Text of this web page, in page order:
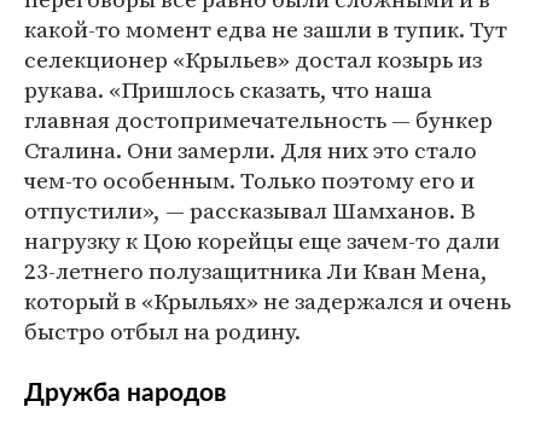
какой-то момент едва не зашли в тупик. Тут
селекционер «Крыльев» достал козырь из
рукава. «Пришлось сказать, что наша
главная достопримечательность — бункер
Сталина. Они замерли. Для них это стало
чем-то особенным. Только поэтому его и
отпустили», — рассказывал Шамханов. В
нагрузку к Цою корейцы еще зачем-то дали
23-летнего полузащитника Ли Кван Мена,
который в «Крыльях» не задержался и очень
быстро отбыл на родину.
Дружба народов